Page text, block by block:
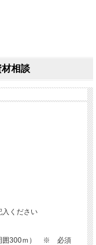
相談
入ください
周囲300ｍ） ※ 必須